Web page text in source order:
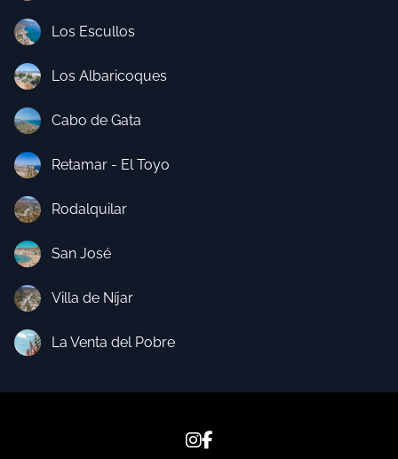
Los Escullos
Los Albaricoques
Cabo de Gata
Retamar - El Toyo
Rodalquilar
San José
Villa de Níjar
La Venta del Pobre